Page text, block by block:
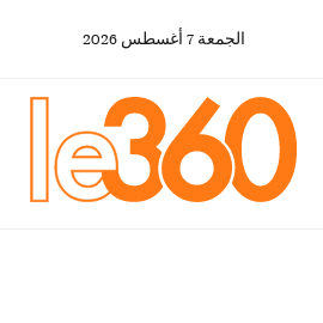
الجمعة 7 أغسطس 2026